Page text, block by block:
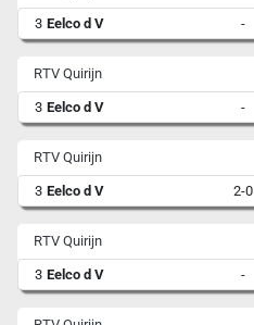
3 Eelco d V -
RTV Quirijn
3 Eelco d V -
RTV Quirijn
3 Eelco d V 2-0
RTV Quirijn
3 Eelco d V -